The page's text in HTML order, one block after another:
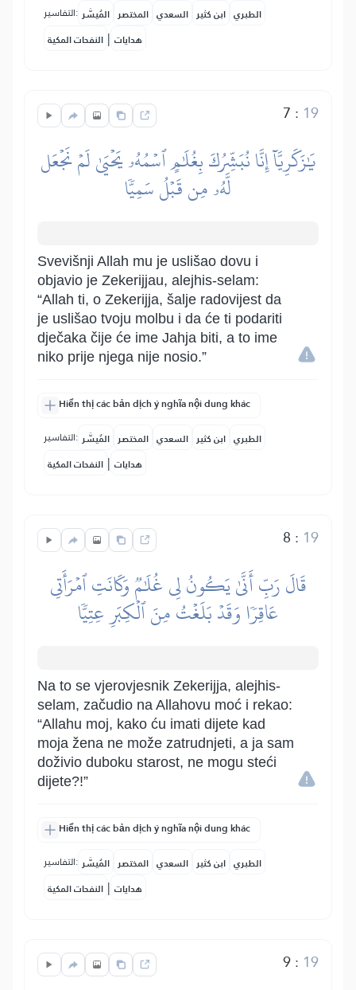
التفاسير: المُيسَّر المختصر السعدي ابن كثير الطبري
النفحات المكية | هدايات
7 : 19
يَٰزَكَرِيَّآ إِنَّا نُبَشِّرُكَ بِغُلَٰمٍ ٱسۡمُهُۥ يَحۡيَىٰ لَمۡ نَجۡعَل
لَّهُۥ مِن قَبۡلُ سَمِيّٗا
Svevišnji Allah mu je uslišao dovu i
objavio je Zekerijjau, alejhis-selam:
“Allah ti, o Zekerijja, šalje radovijest da
je uslišao tvoju molbu i da će ti podariti
dječaka čije će ime Jahja biti, a to ime
niko prije njega nije nosio.”
Hiển thị các bản dịch ý nghĩa nội dung khác
التفاسير: المُيسَّر المختصر السعدي ابن كثير الطبري
النفحات المكية | هدايات
8 : 19
قَالَ رَبِّ أَنَّىٰ يَكُونُ لِي غُلَٰمٞ وَكَانَتِ ٱمۡرَأَتِي
عَاقِرٗا وَقَدۡ بَلَغۡتُ مِنَ ٱلۡكِبَرِ عِتِيّٗا
Na to se vjerovjesnik Zekerijja, alejhis-
selam, začudio na Allahovu moć i rekao:
“Allahu moj, kako ću imati dijete kad
moja žena ne može zatrudnjeti, a ja sam
doživio duboku starost, ne mogu steći
dijete?!”
Hiển thị các bản dịch ý nghĩa nội dung khác
التفاسير: المُيسَّر المختصر السعدي ابن كثير الطبري
النفحات المكية | هدايات
9: 19